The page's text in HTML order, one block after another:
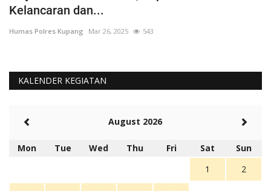
Kelancaran dan...
Humas Polres Kupang Mar 26, 2025 543
KALENDER KEGIATAN
August 2026
Mon Tue Wed Thu Fri Sat
Sun
1
2